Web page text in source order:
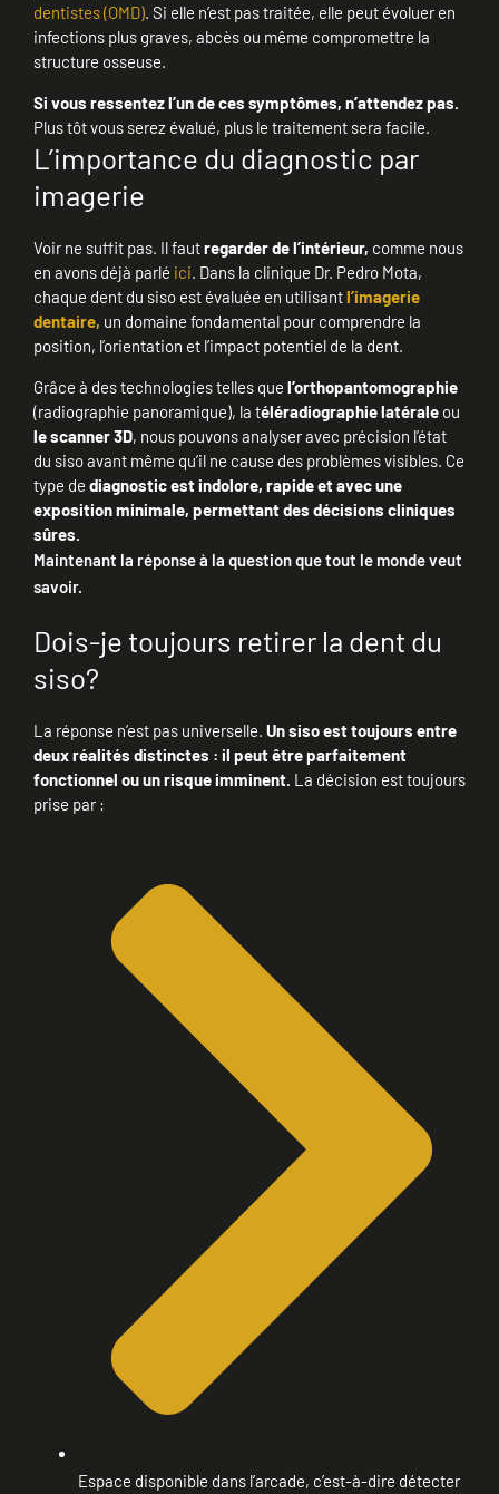
dentistes (OMD). Si elle n’est pas traitée, elle peut évoluer en
infections plus graves, abcès ou même compromettre la
structure osseuse.
Si vous ressentez l’un de ces symptômes, n’attendez pas.
Plus tôt vous serez évalué, plus le traitement sera facile.
L’importance du diagnostic par
imagerie
Voir ne suffit pas. Il fautregarder de l’intérieur, comme nous
en avons déjà parlé ici. Dans la clinique Dr. Pedro Mota,
chaque dent du siso est évaluée en utilisantl’imagerie
dentaire, un domaine fondamental pour comprendre la
position, l’orientation et l’impact potentiel de la dent.
Grâce à des technologies telles que l’orthopantomographie
(radiographie panoramique), la téléradiographie latéraleou
le scanner 3D, nous pouvons analyser avec précision l’état
du siso avant même qu’il ne cause des problèmes visibles. Ce
type de diagnostic est indolore, rapide et avec une
exposition minimale, permettant des décisions cliniques
sûres.
Maintenant la réponse à la question que tout le monde veut
savoir.
Dois-je toujours retirer la dent du
siso?
La réponse n’est pas universelle. Un siso est toujours entre
deux réalités distinctes : il peut être parfaitement
fonctionnel ou un risque imminent. La décision est toujours
prise par :
Espace disponible dans l’arcade, c’est-à-dire détecter